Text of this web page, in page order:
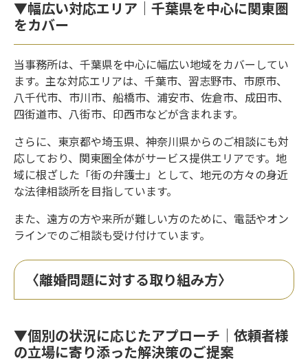
▼幅広い対応エリア｜千葉県を中心に関東圏
をカバー
当事務所は、千葉県を中心に幅広い地域をカバーしてい
ます。主な対応エリアは、千葉市、習志野市、市原市、
八千代市、市川市、船橋市、浦安市、佐倉市、成田市、
四街道市、八街市、印西市などが含まれます。
さらに、東京都や埼玉県、神奈川県からのご相談にも対
応しており、関東圏全体がサービス提供エリアです。地
域に根ざした「街の弁護士」として、地元の方々の身近
な法律相談所を目指しています。
また、遠方の方や来所が難しい方のために、電話やオン
ラインでのご相談も受け付けています。
〈離婚問題に対する取り組み方〉
▼個別の状況に応じたアプローチ｜依頼者様
の立場に寄り添った解決策のご提案